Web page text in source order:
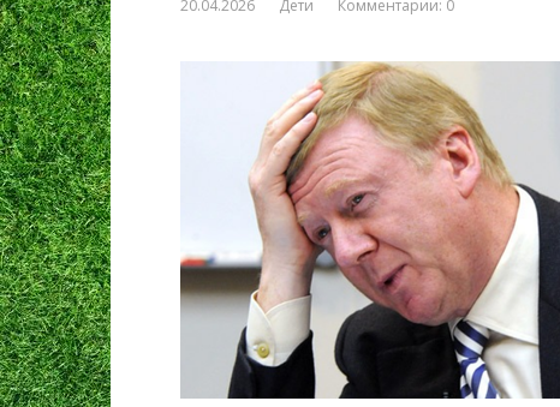
20.04.2026 Дети Комментарии: 0